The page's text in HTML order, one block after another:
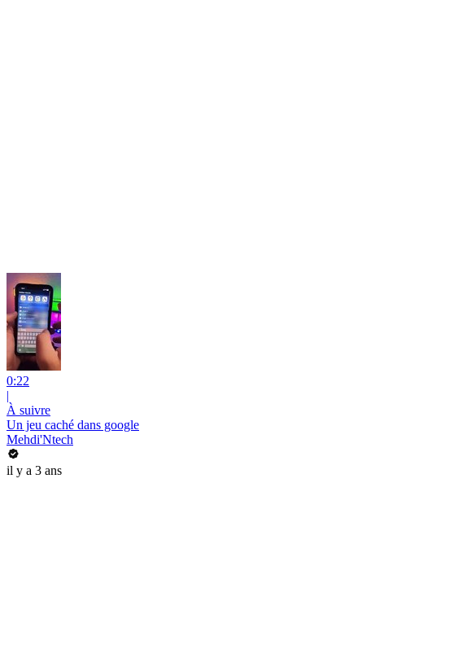
0:22
|
À suivre
Un jeu caché dans google
Mehdi'Ntech
il y a 3 ans